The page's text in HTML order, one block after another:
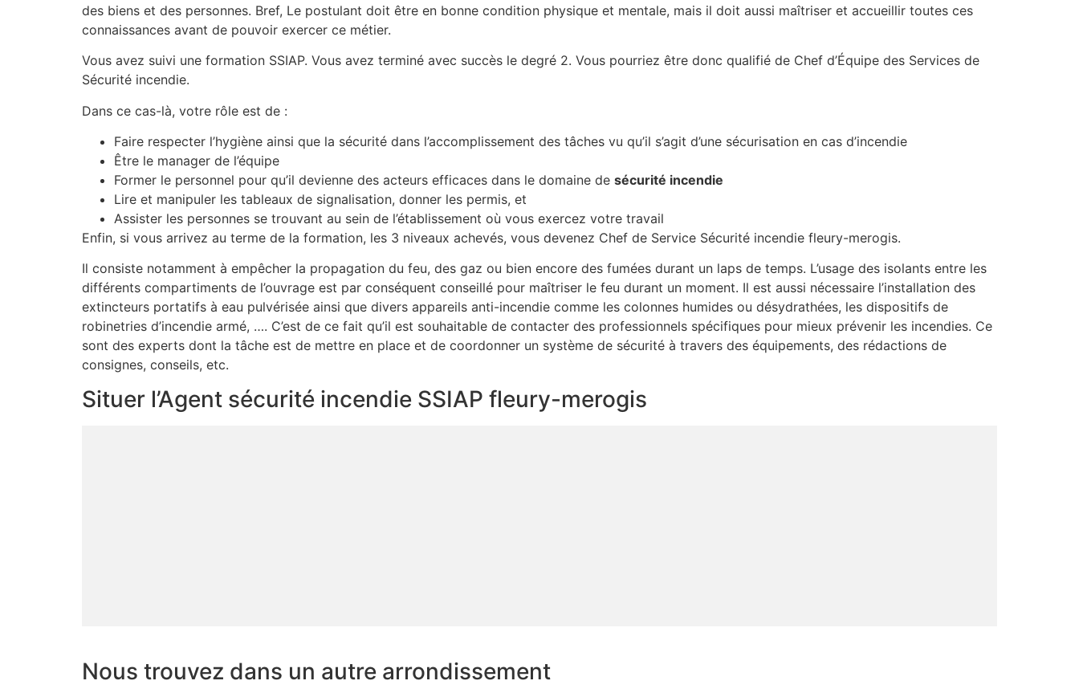
des biens et des personnes. Bref, Le postulant doit être en bonne condition physique et mentale, mais il doit aussi maîtriser et accueillir toutes ces
connaissances avant de pouvoir exercer ce métier.
Vous avez suivi une formation SSIAP. Vous avez terminé avec succès le degré 2. Vous pourriez être donc qualifié de Chef d’Équipe des Services de
Sécurité incendie.
Dans ce cas-là, votre rôle est de :
Faire respecter l’hygiène ainsi que la sécurité dans l’accomplissement des tâches vu qu’il s’agit d’une sécurisation en cas d’incendie
Être le manager de l’équipe
Former le personnel pour qu’il devienne des acteurs efficaces dans le domaine de sécurité incendie
Lire et manipuler les tableaux de signalisation, donner les permis, et
Assister les personnes se trouvant au sein de l’établissement où vous exercez votre travail
Enfin, si vous arrivez au terme de la formation, les 3 niveaux achevés, vous devenez Chef de Service Sécurité incendie fleury-merogis.
Il consiste notamment à empêcher la propagation du feu, des gaz ou bien encore des fumées durant un laps de temps. L’usage des isolants entre les
différents compartiments de l’ouvrage est par conséquent conseillé pour maîtriser le feu durant un moment. Il est aussi nécessaire l’installation des
extincteurs portatifs à eau pulvérisée ainsi que divers appareils anti-incendie comme les colonnes humides ou désydrathées, les dispositifs de
robinetries d’incendie armé, …. C’est de ce fait qu’il est souhaitable de contacter des professionnels spécifiques pour mieux prévenir les incendies. Ce
sont des experts dont la tâche est de mettre en place et de coordonner un système de sécurité à travers des équipements, des rédactions de
consignes, conseils, etc.
Situer l’Agent sécurité incendie SSIAP fleury-merogis
Nous trouvez dans un autre arrondissement